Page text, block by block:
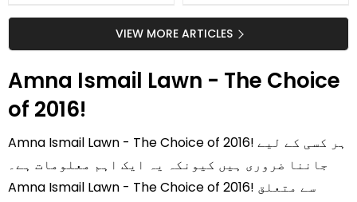
کیوں کھانا چاہیے؟
سستا اور قدرتی حلVIEW MORE ARTICLES
Amna Ismail Lawn - The Choice
of 2016!
Amna Ismail Lawn - The Choice of 2016! ہر کسی کے لیے
جاننا ضروری ہیں کیونکہ یہ ایک اہم معلومات ہے۔
Amna Ismail Lawn - The Choice of 2016! سے متعلق